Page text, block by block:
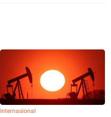
Internasional